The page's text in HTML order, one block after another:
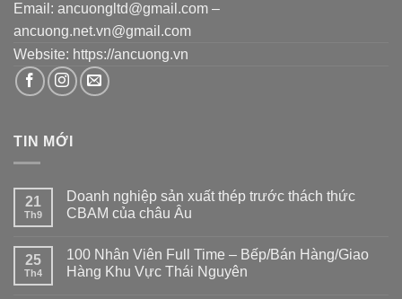
Email: ancuongltd@gmail.com –
ancuong.net.vn@gmail.com
Website: https://ancuong.vn
TIN MỚI
21
Th9
Doanh nghiệp sản xuất thép trước thách thức
CBAM của châu Âu
25
Th4
100 Nhân Viên Full Time – Bếp/Bán Hàng/Giao
Hàng Khu Vực Thái Nguyên